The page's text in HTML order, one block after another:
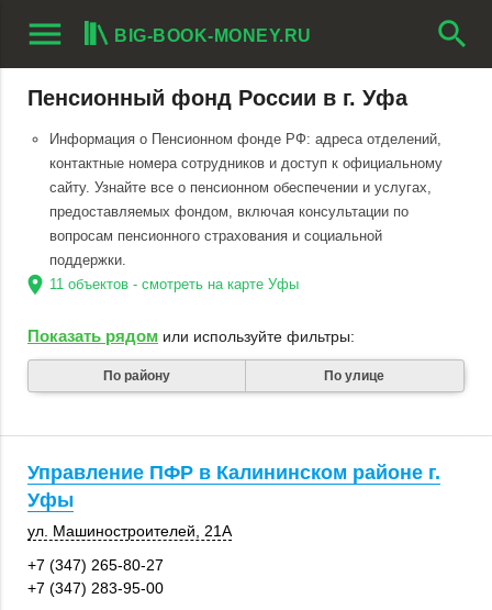
menu BIG-BOOK-MONEY.RU search
Пенсионный фонд России в г. Уфа
Информация о Пенсионном фонде РФ: адреса отделений,
контактные номера сотрудников и доступ к официальному
сайту. Узнайте все о пенсионном обеспечении и услугах,
предоставляемых фондом, включая консультации по
вопросам пенсионного страхования и социальной
поддержки.
location_on 11 объектов - смотреть на карте Уфы
Показать рядом или используйте фильтры:
По району По улице
Управление ПФР в Калининском районе г.
Уфы
ул. Машиностроителей, 21А
+7 (347) 265-80-27
+7 (347) 283-95-00